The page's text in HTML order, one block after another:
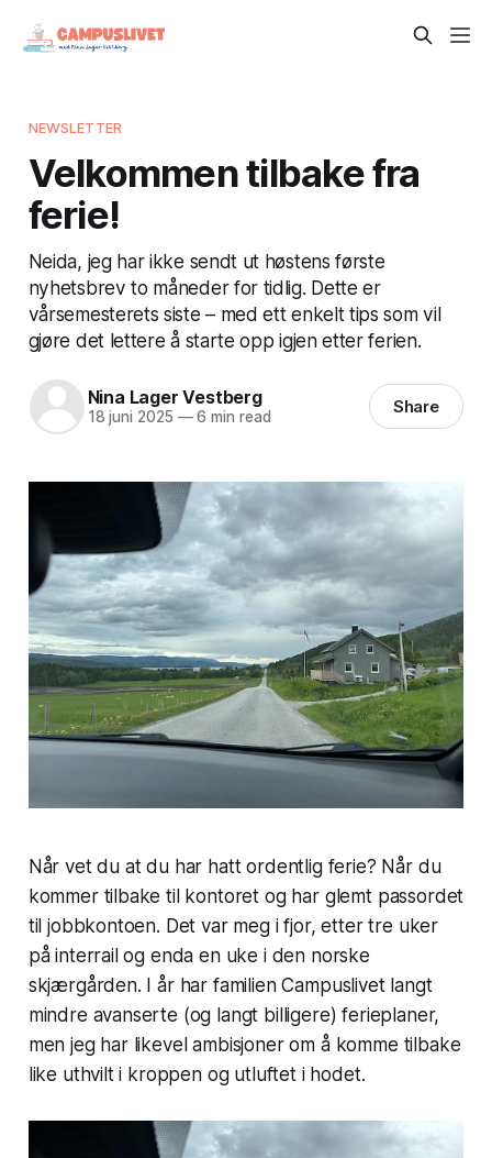
NEWSLETTER
Velkommen tilbake fra
ferie!
Neida, jeg har ikke sendt ut høstens første
nyhetsbrev to måneder for tidlig. Dette er
vårsemesterets siste – med ett enkelt tips som vil
gjøre det lettere å starte opp igjen etter ferien.
Nina Lager Vestberg
18 juni 2025 —6 min read Share
Når vet du at du har hatt ordentlig ferie? Når du
kommer tilbake til kontoret og har glemt passordet
til jobbkontoen. Det var meg i fjor, etter tre uker
på interrail og enda en uke i den norske
skjærgården. I år har familien Campuslivet langt
mindre avanserte (og langt billigere) ferieplaner,
men jeg har likevel ambisjoner om å komme tilbake
like uthvilt i kroppen og utluftet i hodet.